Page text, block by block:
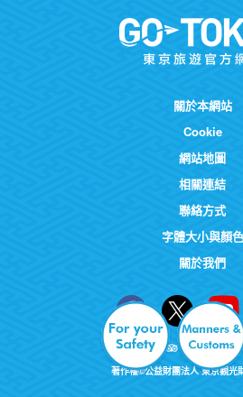
關於本網站
Cookie
網站地圖
相關連結
聯絡方式
字體大小與顏色
關於我們
著作權©公益財團法人 東京觀光